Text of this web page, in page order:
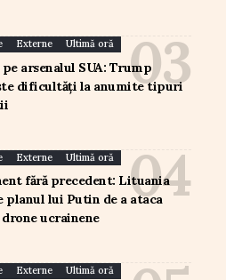
Externe Ultimă oră
arsenalul SUA: Trump
dificultăți la anumite tipuri
Externe Ultimă oră
fără precedent: Lituania
planul lui Putin de a ataca
drone ucrainene
Externe Ultimă oră